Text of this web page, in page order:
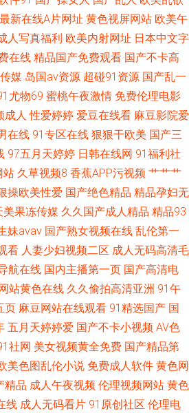
区 91视频在线观看完整版 黄色国产专区在线
人妻丝袜高跟 91精液国产视频 国产自拍2 丝
品 国产亚洲天堂成人 久久日韩 内射人妖 91传
媒网页播放
最新在线A片网址 黄色视屏网站 欧美午
人写真福利 欧美内射网址 日本中文字
在线 精品国产免费观看 国产不卡高
媒 岛国av资源 超碰91资源 国产乱一
尤物69 蜜桃午夜激情 免费伦理电影
成人 性爱婷婷 爱豆在线看 麻豆影院爱
在线 91专区在线 狠狠干欧美 国产三
97五月天婷婷 日韩在线网 91福利社
站 久草视频8 香蕉APP污视频 艹艹艹
操欧美性爱 国产绝色精品 精品孕妇无
美果冻传媒 久久国产成人精品 精品93
妹avav 国产熟女视频在线 乱伦第一
看 人妻少妇视频二区 成人无码高清毛
航在线 国内主播第一页 国产高清电
站黄色在线 久久偷拍高清亚洲 91午
页 麻豆网站在线观看 91精选国产 国
五月天婷婷爱 国产不卡小视频 AV色
社网 美女视频黄全免费 国产精品第
美色图乱伦小说 免费成人软件 黄色网
精品 成人午夜视频 伦理视频网站 黄色
线 成人无码看片 91原创社区 伦理电